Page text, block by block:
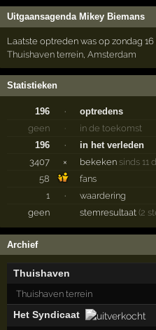
Uitgaansagenda Mikey Biemans
Laatste optreden was op zondag
Thuishaven terrein ,Amsterdam
Statistieken
196 ·
optredens
geen
·
in de toekomst
196
·
in het verleden
3407
× bekeken sinds 11
58
fans
1
·
waardering
geen
stemresultaat(2
Archief
Thuishaven
Thuishaven terrein
Het Syndicaat